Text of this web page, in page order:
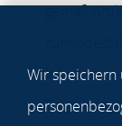
gemäß
Tragweite
Wir speichern